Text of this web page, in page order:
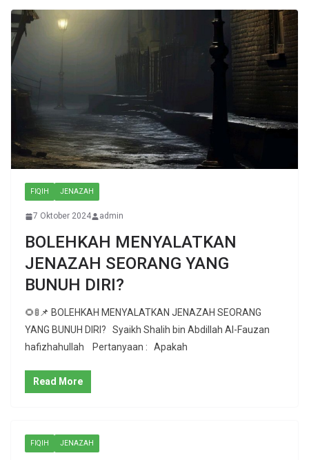
FIQIH JENAZAH
7 Oktober 2024 admin
BOLEHKAH MENYALATKAN
JENAZAH SEORANG YANG
BUNUH DIRI?
🌻🚦📌 BOLEHKAH MENYALATKAN JENAZAH SEORANG
YANG BUNUH DIRI? Syaikh Shalih bin Abdillah Al-Fauzan
hafizhahullah Pertanyaan : Apakah
Read More
FIQIH JENAZAH